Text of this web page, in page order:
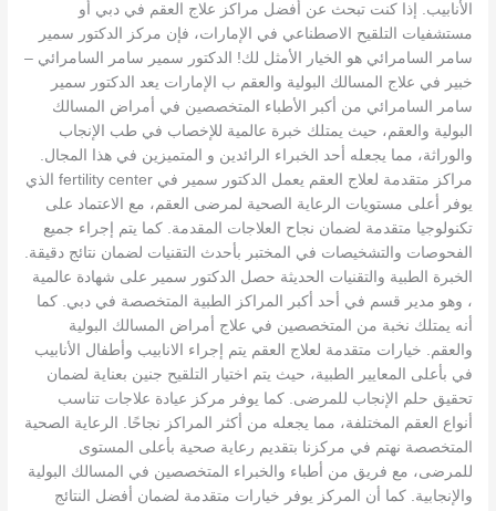
الأنابيب. إذا كنت تبحث عن أفضل مراكز علاج العقم في دبي أو
مستشفيات التلقيح الاصطناعي في الإمارات، فإن مركز الدكتور سمير
سامر السامرائي هو الخيار الأمثل لك! الدكتور سمير سامر السامرائي –
خبير في علاج المسالك البولية والعقم ب الإمارات يعد الدكتور سمير
سامر السامرائي من أكبر الأطباء المتخصصين في أمراض المسالك
البولية والعقم، حيث يمتلك خبرة عالمية للإخصاب في طب الإنجاب
والوراثة، مما يجعله أحد الخبراء الرائدين و المتميزين في هذا المجال.
مراكز متقدمة لعلاج العقم يعمل الدكتور سمير في fertility center الذي
يوفر أعلى مستويات الرعاية الصحية لمرضى العقم، مع الاعتماد على
تكنولوجيا متقدمة لضمان نجاح العلاجات المقدمة. كما يتم إجراء جميع
الفحوصات والتشخيصات في المختبر بأحدث التقنيات لضمان نتائج دقيقة.
الخبرة الطبية والتقنيات الحديثة حصل الدكتور سمير على شهادة عالمية
، وهو مدير قسم في أحد أكبر المراكز الطبية المتخصصة في دبي. كما
أنه يمتلك نخبة من المتخصصين في علاج أمراض المسالك البولية
والعقم. خيارات متقدمة لعلاج العقم يتم إجراء الانابيب وأطفال الأنابيب
في بأعلى المعايير الطبية، حيث يتم اختيار التلقيح جنين بعناية لضمان
تحقيق حلم الإنجاب للمرضى. كما يوفر مركز عيادة علاجات تناسب
أنواع العقم المختلفة، مما يجعله من أكثر المراكز نجاحًا. الرعاية الصحية
المتخصصة نهتم في مركزنا بتقديم رعاية صحية بأعلى المستوى
للمرضى، مع فريق من أطباء والخبراء المتخصصين في المسالك البولية
والإنجابية. كما أن المركز يوفر خيارات متقدمة لضمان أفضل النتائج